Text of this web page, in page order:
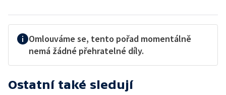
Omlouváme se, tento pořad momentálně
nemá žádné přehratelné díly.
Ostatní také sledují